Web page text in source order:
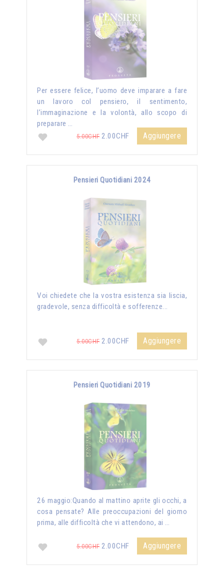
Per essere felice, l’uomo deve imparare a fare
un lavoro col pensiero, il sentimento,
l’immaginazione e la volontà, allo scopo di
preparare …
5.00CHF2.00CHF Aggiungere
Pensieri Quotidiani 2024
Voi chiedete che la vostra esistenza sia liscia,
gradevole, senza difficoltà e sofferenze...
5.00CHF2.00CHF Aggiungere
Pensieri Quotidiani 2019
26 maggio:Quando al mattino aprite gli occhi, a
cosa pensate? Alle preoccupazioni del giorno
prima, alle difficoltà che vi attendono, ai …
5.00CHF2.00CHF Aggiungere